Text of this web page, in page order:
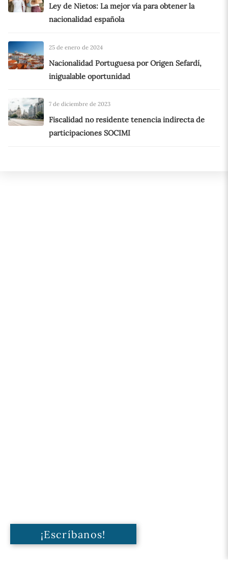
Ley de Nietos: La mejor vía para obtener la
nacionalidad española
25 de enero de 2024
Nacionalidad Portuguesa por Origen Sefardí,
inigualable oportunidad
7 de diciembre de 2023
Fiscalidad no residente tenencia indirecta de
participaciones SOCIMI
¡Escríbanos!